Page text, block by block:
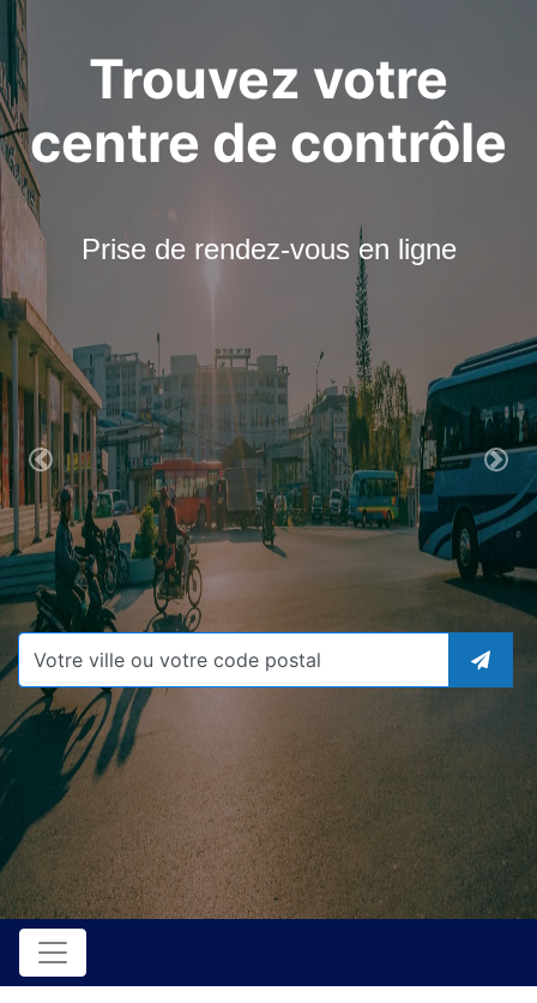
Trouvez votre
centre de contrôle
Prise de rendez-vous en ligne
Previous Next